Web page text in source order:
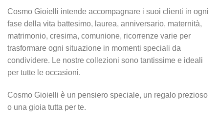
Cosmo Gioielli intende accompagnare i suoi clienti in ogni
fase della vita battesimo, laurea, anniversario, maternità,
matrimonio, cresima, comunione, ricorrenze varie per
trasformare ogni situazione in momenti speciali da
condividere. Le nostre collezioni sono tantissime e ideali
per tutte le occasioni.
Cosmo Gioielli è un pensiero speciale, un regalo prezioso
o una gioia tutta per te.